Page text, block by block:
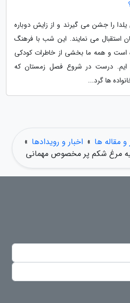
یلدا را جشن می گیرند و از زایش دوباره
استقبال می نمایند. این شب با فرهنگ
است و همه ما بخشی از خاطرات کودکی
ایم. درست در شروع فصل زمستان که
ها گرد...
مقاله ها » اخبار و رویدادها »
مرغ شکم پر مخصوص مهمانی